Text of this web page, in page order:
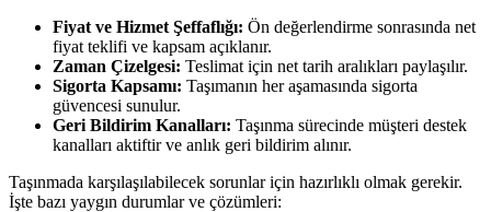
Fiyat ve Hizmet Şeffaflığı: Ön değerlendirme sonrasında net
fiyat teklifi ve kapsam açıklanır.
Zaman Çizelgesi: Teslimat için net tarih aralıkları paylaşılır.
Sigorta Kapsamı: Taşımanın her aşamasında sigorta
güvencesi sunulur.
Geri Bildirim Kanalları: Taşınma sürecinde müşteri destek
kanalları aktiftir ve anlık geri bildirim alınır.
Taşınmada karşılaşılabilecek sorunlar için hazırlıklı olmak gerekir.
İşte bazı yaygın durumlar ve çözümleri: